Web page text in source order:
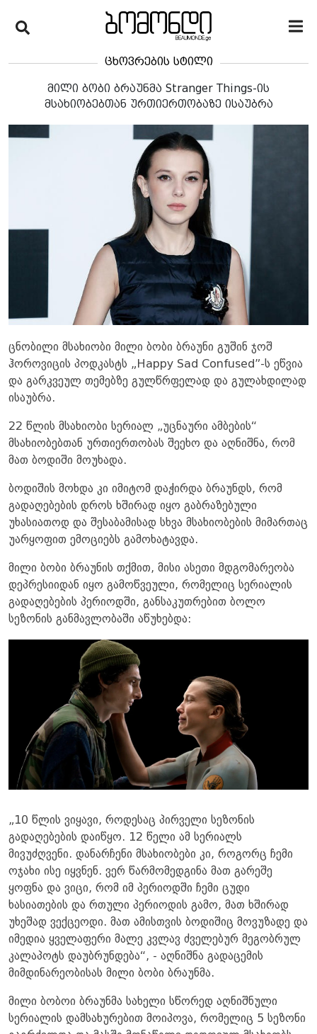
ცხოვრების სტილი
მილი ბობი ბრაუნმა Stranger Things-ის
მსახიობებთან ურთიერთობაზე ისაუბრა
ცნობილი მსახიობი მილი ბობი ბრაუნი გუშინ ჯოშ
ჰოროვიცის პოდკასტს „Happy Sad Confused”-ს ეწვია
და გარკვეულ თემებზე გულწრფელად და გულახდილად
ისაუბრა.
22 წლის მსახიობი სერიალ „უცნაური ამბების“
მსახიობებთან ურთიერთობას შეეხო და აღნიშნა, რომ
მათ ბოდიში მოუხადა.
ბოდიშის მოხდა კი იმიტომ დაჭირდა ბრაუნდს, რომ
გადაღებების დროს ხშირად იყო გაბრაზებული
უხასიათოდ და შესაბამისად სხვა მსახიობების მიმართაც
უარყოფით ემოციებს გამოხატავდა.
მილი ბობი ბრაუნის თქმით, მისი ასეთი მდგომარეობა
დეპრესიიდან იყო გამოწვეული, რომელიც სერიალის
გადაღებების პერიოდში, განსაკუთრებით ბოლო
სეზონის განმავლობაში აწუხებდა:
„10 წლის ვიყავი, როდესაც პირველი სეზონის
გადაღებების დაიწყო. 12 წელი ამ სერიალს
მივუძღვენი. დანარჩენი მსახიობები კი, როგორც ჩემი
ოჯახი ისე იყვნენ. ვერ წარმომედგინა მათ გარეშე
ყოფნა და ვიცი, რომ იმ პერიოდში ჩემი ცუდი
ხასიათების და რთული პერიოდის გამო, მათ ხშირად
უხეშად ვექცეოდი. მათ ამისთვის ბოდიშიც მოვუზადე და
იმედია ყველაფერი მალე კვლავ ძველებურ მეგობრულ
კალაპოტს დაუბრუნდება“, - აღნიშნა გადაცემის
მიმდინარეობისას მილი ბობი ბრაუნმა.
მილი ბობოი ბრაუნმა სახელი სწორედ აღნიშნული
სერიალის დამსახურებით მოიპოვა, რომელიც 5 სეზონი